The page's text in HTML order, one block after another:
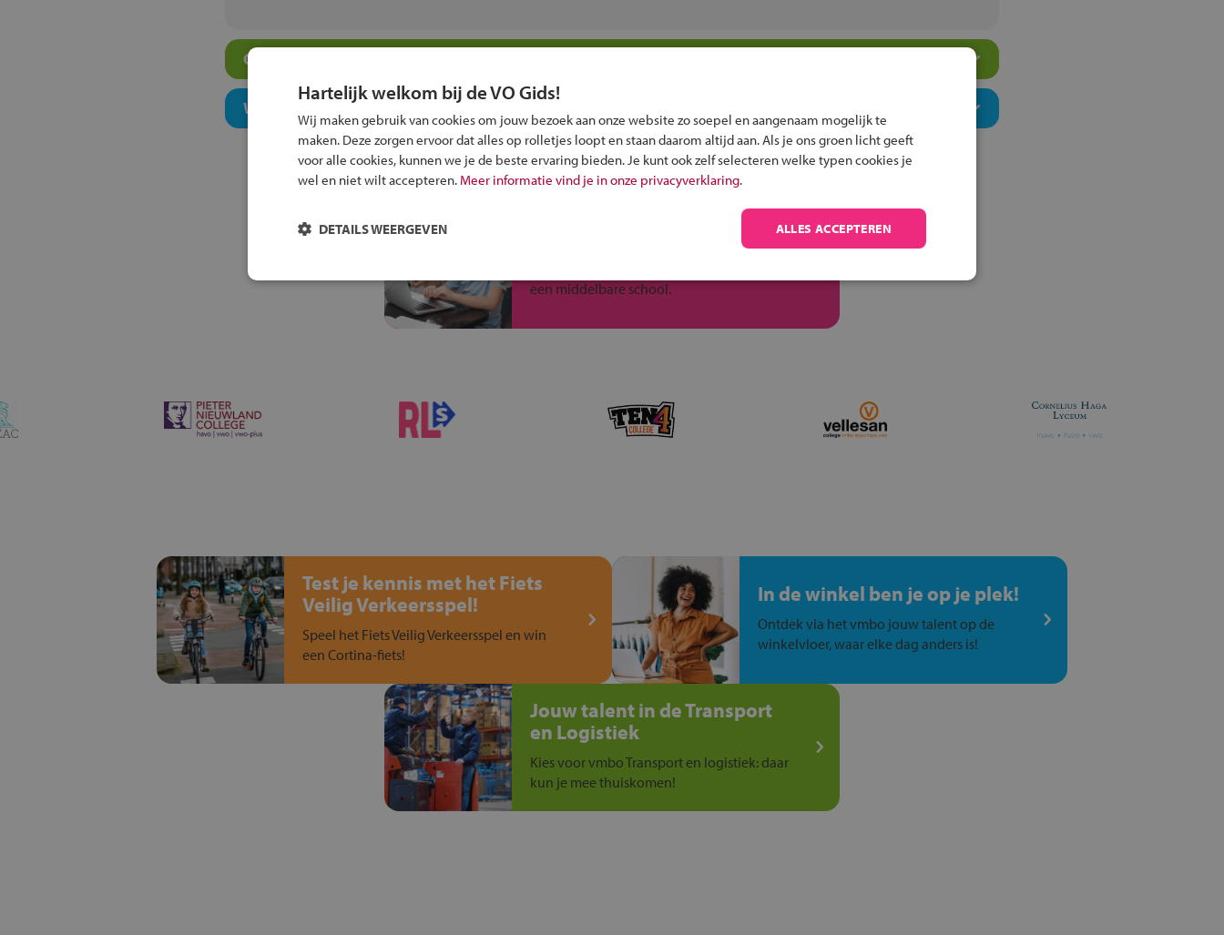
Overige atheneum-scholen in jouw regio
Welk onderwijsconcept past bij jou?
een middelbare school.
Test je kennis met het Fiets
Veilig Verkeersspel!
Speel het Fiets Veilig Verkeersspel en win
een Cortina-fiets!
In de winkel ben je op je plek!
Ontdek via het vmbo jouw talent op de
winkelvloer, waar elke dag anders is!
Jouw talent in de Transport
en Logistiek
Kies voor vmbo Transport en logistiek: daar
kun je mee thuiskomen!
Hartelijk welkom bij de VO Gids!
Wij maken gebruik van cookies om jouw bezoek aan onze website zo soepel en aangenaam mogelijk te
maken. Deze zorgen ervoor dat alles op rolletjes loopt en staan daarom altijd aan. Als je ons groen licht geeft
voor alle cookies, kunnen we je de beste ervaring bieden. Je kunt ook zelf selecteren welke typen cookies je
wel en niet wilt accepteren. Meer informatie vind je in onze privacyverklaring.
ALLES ACCEPTEREN
DETAILS WEERGEVEN